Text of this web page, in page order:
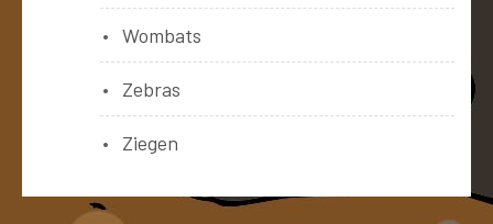
Wombats
Zebras
Ziegen